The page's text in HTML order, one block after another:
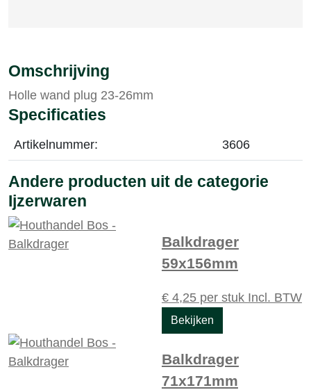
Omschrijving
Holle wand plug 23-26mm
Specificaties
Artikelnummer: 3606
Andere producten uit de categorie
Ijzerwaren
Balkdrager
59x156mm
€4,25per stuk Incl. BTW
Bekijken
Balkdrager
71x171mm